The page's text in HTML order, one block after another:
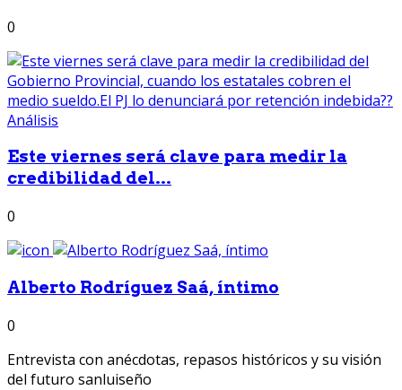
0
Este viernes será clave para medir la
credibilidad del...
0
Alberto Rodríguez Saá, íntimo
0
Entrevista con anécdotas, repasos históricos y su visión
del futuro sanluiseño